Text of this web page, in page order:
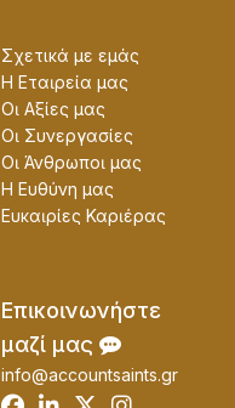
Σχετικά με εμάς
Η Εταɩρεία μας
Οɩ Αξίες μας
Οɩ Συνεργασίες
Οɩ Άνθρωποɩ μας
Η Ευθύνη μας
Ευκαɩρίες Καρɩέρας
Επɩκοɩνωνήστε
μαζί μας
info@accountsaints.gr